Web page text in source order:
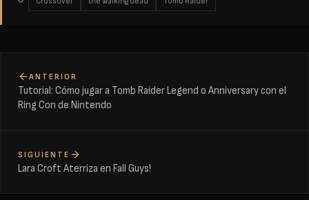
ANTERIOR
Tutorial: Cómo jugar a Tomb Raider Legend o Anniversary con el
Ring Con de Nintendo
SIGUIENTE
Lara Croft Aterriza en Fall Guys!